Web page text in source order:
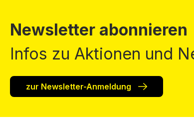
Newsletter abonnieren
Infos zu Aktionen und
zur Newsletter-Anmeldung